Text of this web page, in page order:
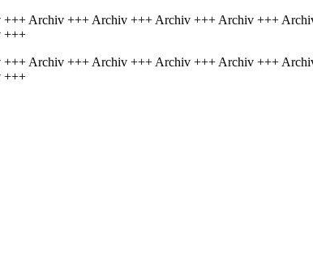
Archiv +++ Archiv +++ Archiv +++ Archiv +++
+++
Archiv +++ Archiv +++ Archiv +++ Archiv +++
+++